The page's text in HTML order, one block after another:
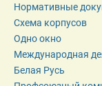
Нормативные
Схема корпусов
Одно окно
Международная
Белая Русь